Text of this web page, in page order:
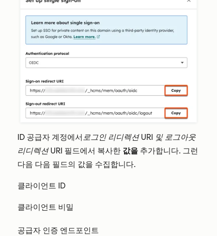
ID 공급자 계정에서 로그인 리디렉션 URI 및 로그아웃
리디렉션 URI 필드에서 복사한 값을 추가합니다. 그런
다음 다음 필드의 값을 수집합니다.
클라이언트 ID
클라이언트 비밀
공급자 인증 엔드포인트